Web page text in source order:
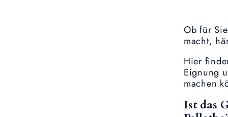
Ob für
macht,
Hier
Eignung
machen
Ist das